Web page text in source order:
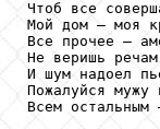
Чтоб все
Мой дом – моя
Все прочее –
Не веришь
И шум надоел
Пожалуйся мужу
Всем остальным